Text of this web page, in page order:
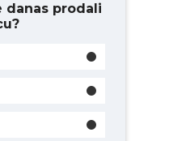
danas prodali